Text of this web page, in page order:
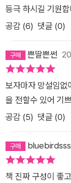
등극 하시길 기원
공감 (6) 댓글 (0)
쁜딸쁜썬
보자마자 망설임없
을 전할수 있어 기
공감 (5) 댓글 (0)
책 진짜 구성이 좋